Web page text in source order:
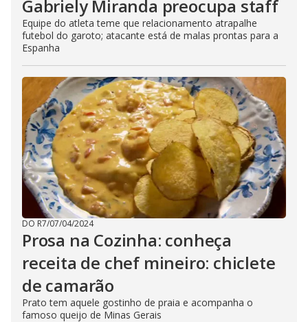
Gabriely Miranda preocupa staff
Equipe do atleta teme que relacionamento atrapalhe
futebol do garoto; atacante está de malas prontas para a
Espanha
DO R7/07/04/2024
Prosa na Cozinha: conheça
receita de chef mineiro: chiclete
de camarão
Prato tem aquele gostinho de praia e acompanha o
famoso queijo de Minas Gerais